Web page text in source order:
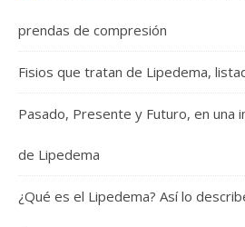
prendas de compresión
Fisios que tratan de Lipedema,
Pasado, Presente y Futuro, en una
de Lipedema
¿Qué es el Lipedema? Así lo